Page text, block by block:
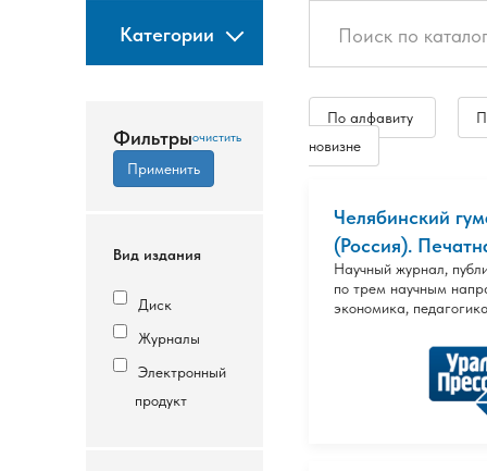
Категории
Фильтры
Вид издания
Диск
Журналы
Электронный
продукт
По алфавиту
новизне
Челябинский
(Россия).
Научный журнал,
по трем научным
экономика,